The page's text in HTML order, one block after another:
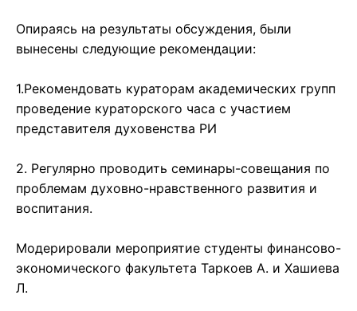
Опираясь на результаты обсуждения, были
вынесены следующие рекомендации:
1.Рекомендовать кураторам академических групп
проведение кураторского часа с участием
представителя духовенства РИ
2. Регулярно проводить семинары-совещания по
проблемам духовно-нравственного развития и
воспитания.
Модерировали мероприятие студенты финансово-
экономического факультета Таркоев А. и Хашиева
Л.